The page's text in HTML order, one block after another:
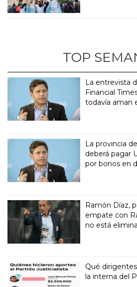
TOP
La entrevista
Financial
todavía aman
La provincia
deberá pagar
por bonos en
Ramón Díaz,
empate con
no está
Qué
la interna del